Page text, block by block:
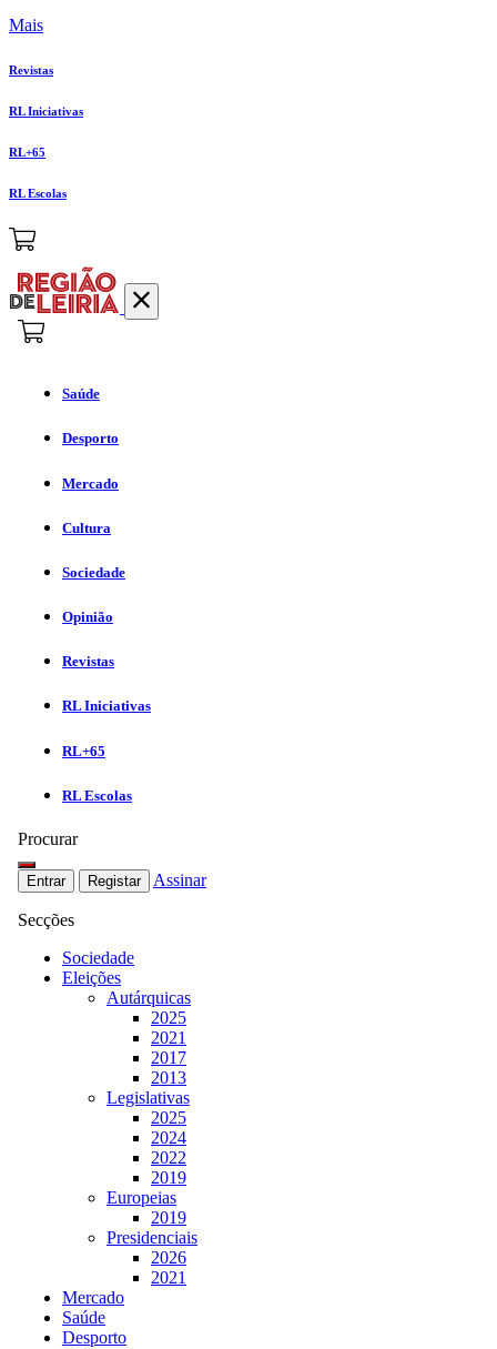
Mais
Revistas
RL Iniciativas
RL+65
RL Escolas
Saúde
Desporto
Mercado
Cultura
Sociedade
Opinião
Revistas
RL Iniciativas
RL+65
RL Escolas
Procurar
Entrar Registar Assinar
Secções
Sociedade
Eleições
Autárquicas
2025
2021
2017
2013
Legislativas
2025
2024
2022
2019
Europeias
2019
Presidenciais
2026
2021
Mercado
Saúde
Desporto